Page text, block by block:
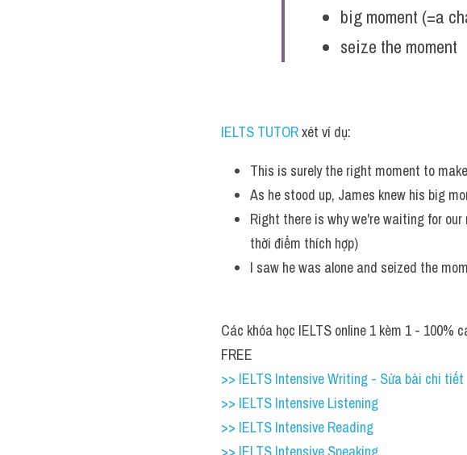
big moment (=a
seize the moment
IELTS TUTOR xét ví dụ:
This is surely the right moment to
As he stood up, James knew his big
Right there is why we're waiting for our
thời điểm thích hợp)
I saw he was alone and seized the
Các khóa học IELTS online 1 kèm 1 -
FREE
>> IELTS Intensive Writing - Sửa bài chi tiết
>> IELTS Intensive Listening
>> IELTS Intensive Reading